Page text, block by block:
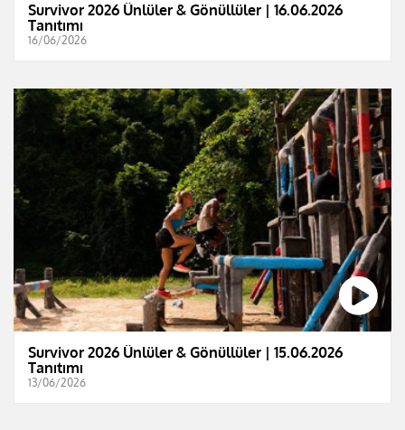
Survivor 2026 Ünlüler & Gönüllüler | 16.06.2026
Tanıtımı
16/06/2026
Survivor 2026 Ünlüler & Gönüllüler | 15.06.2026
Tanıtımı
13/06/2026